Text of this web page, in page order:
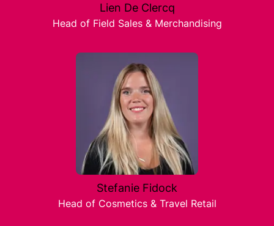
Lien De Clercq
Head of Field Sales & Merchandising
Stefanie Fidock
Head of Cosmetics & Travel Retail